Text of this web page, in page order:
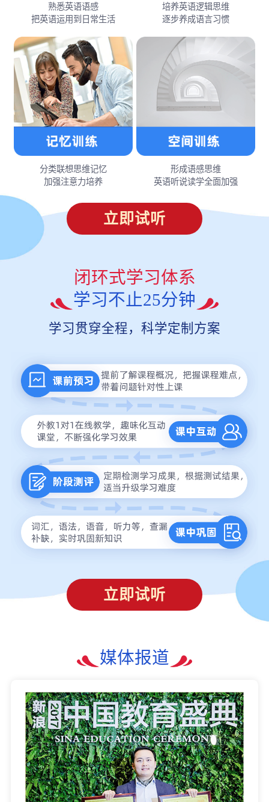
熟悉英语语感
把英语运用到日常生活
培养英语逻辑思维
逐步养成语言习惯
分类联想思维记忆
加强注意力培养
形成语感思维
英语听说读学全面加强
立即试听
闭环式学习体系
学习不止25分钟
学习贯穿全程，科学定制方案
立即试听
媒体报道